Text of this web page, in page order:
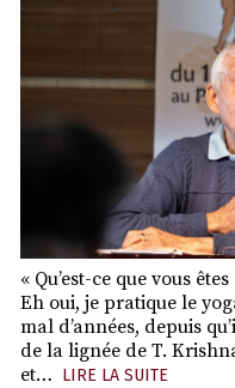
« Qu’est-ce que vous
Eh oui, je pratique le
mal d’années, depuis
de la lignée de T.
et… LIRE LA SUITE